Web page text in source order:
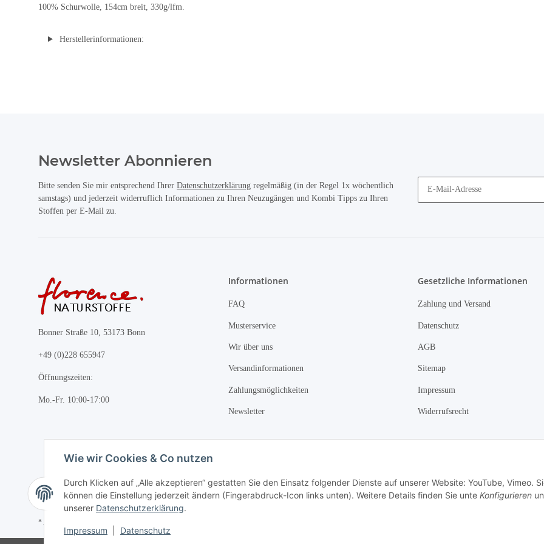
100% Schurwolle, 154cm breit, 330g/lfm.
Herstellerinformationen:
Newsletter Abonnieren
Bitte senden Sie mir entsprechend Ihrer Datenschutzerklärung regelmäßig (in der Regel 1x wöchentlich
samstags) und jederzeit widerruflich Informationen zu Ihren Neuzugängen und Kombi Tipps zu Ihren
Stoffen per E-Mail zu.
Bonner Straße 10, 53173 Bonn
+49 (0)228 655947
Öffnungszeiten:
Mo.-Fr. 10:00-17:00
Informationen
FAQ
Musterservice
Wir über uns
Versandinformationen
Zahlungsmöglichkeiten
Newsletter
Gesetzliche Informationen
Zahlung und Versand
Datenschutz
AGB
Sitemap
Impressum
Widerrufsrecht
* Alle Preise inkl. gesetzlicher USt., zzgl.
Wie wir Cookies & Co nutzen
Durch Klicken auf „Alle akzeptieren“ gestatten Sie den Einsatz folgender Dienste auf unserer Website: YouTube, Vimeo.
können die Einstellung jederzeit ändern (Fingerabdruck-Icon links unten). Weitere Details finden Sie unte Konfigurieren
unserer Datenschutzerklärung.
Impressum Datenschutz